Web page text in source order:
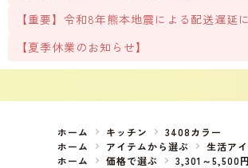
【重要】令和8年熊本地震による配送遅延
【夏季休業のお知らせ】
ホーム キッチン
3408カラー
ホーム
アイテムから選ぶ 生活ア
ホーム
価格で選ぶ 3,301～5,500円